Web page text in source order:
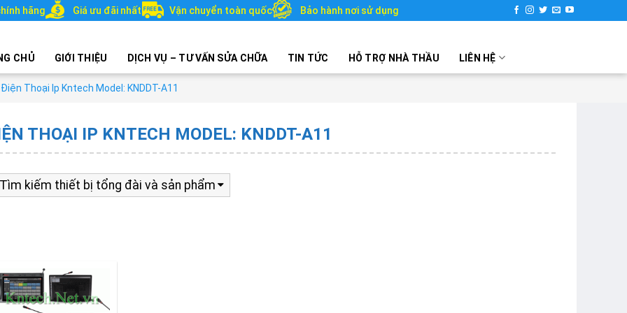
hãng Giá ưu đãi nhất Vận chuyển toàn quốc Bảo hành nơi sử dụng
CHỦ GIỚI THIỆU DỊCH VỤ – TƯ VẤN SỬA CHỮA TIN TỨC HỖ TRỢ NHÀ THẦU LIÊN HỆ
Điện Thoại Ip Kntech Model: KNDDT-A11
THOẠI IP KNTECH MODEL: KNDDT-A11
Tìm kiếm thiết bị tổng đài và sản phẩm